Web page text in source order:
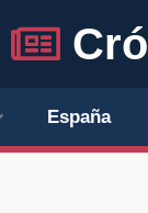
España